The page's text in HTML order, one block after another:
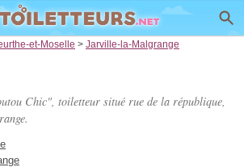
et-Moselle > Jarville-la-Malgrange
Chic", toiletteur situé rue de la république,